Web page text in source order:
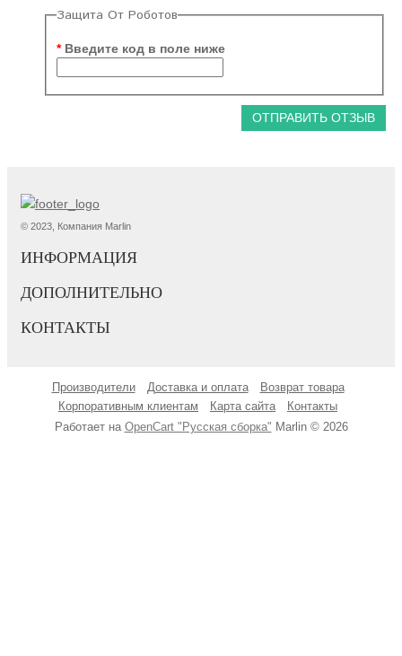
Защита От Роботов
Введите код в поле ниже
ОТПРАВИТЬ ОТЗЫВ
© 2023, Компания Marlin
ИНФОРМАЦИЯ
ДОПОЛНИТЕЛЬНО
КОНТАКТЫ
Производители Доставка и оплата
Возврат товара
Корпоративным клиентам
Карта сайта
Контакты
Работает на OpenCart "Русская сборка" Marlin © 2026